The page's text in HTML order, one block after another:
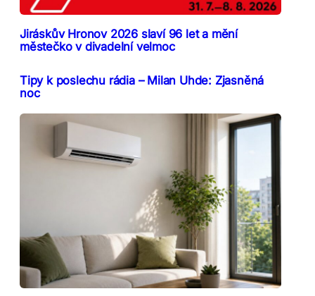
Jiráskův Hronov 2026 slaví 96 let a mění
městečko v divadelní velmoc
Tipy k poslechu rádia – Milan Uhde: Zjasněná
noc